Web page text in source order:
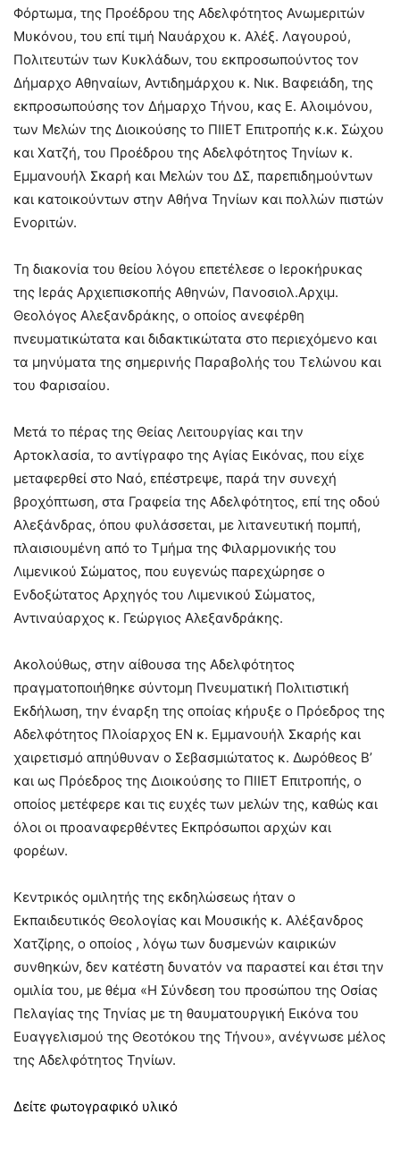
Φόρτωμα, της Προέδρου της Αδελφότητος Ανωμεριτών
Μυκόνου, του επί τιμή Ναυάρχου κ. Αλέξ. Λαγουρού,
Πολιτευτών των Κυκλάδων, του εκπροσωπούντος τον
Δήμαρχο Αθηναίων, Αντιδημάρχου κ. Νικ. Βαφειάδη, της
εκπροσωπούσης τον Δήμαρχο Τήνου, κας Ε. Αλοιμόνου,
των Μελών της Διοικούσης το ΠΙΙΕΤ Επιτροπής κ.κ. Σώχου
και Χατζή, του Προέδρου της Αδελφότητος Τηνίων κ.
Εμμανουήλ Σκαρή και Μελών του ΔΣ, παρεπιδημούντων
και κατοικούντων στην Αθήνα Τηνίων και πολλών πιστών
Ενοριτών.
Τη διακονία του θείου λόγου επετέλεσε ο Ιεροκήρυκας
της Ιεράς Αρχιεπισκοπής Αθηνών, Πανοσιολ.Αρχιμ.
Θεολόγος Αλεξανδράκης, ο οποίος ανεφέρθη
πνευματικώτατα και διδακτικώτατα στο περιεχόμενο και
τα μηνύματα της σημερινής Παραβολής του Τελώνου και
του Φαρισαίου.
Μετά το πέρας της Θείας Λειτουργίας και την
Αρτοκλασία, το αντίγραφο της Αγίας Εικόνας, που είχε
μεταφερθεί στο Ναό, επέστρεψε, παρά την συνεχή
βροχόπτωση, στα Γραφεία της Αδελφότητος, επί της οδού
Αλεξάνδρας, όπου φυλάσσεται, με λιτανευτική πομπή,
πλαισιουμένη από τo Τμήμα της Φιλαρμονικής του
Λιμενικού Σώματος, που ευγενώς παρεχώρησε ο
Ενδοξώτατος Αρχηγός του Λιμενικού Σώματος,
Αντιναύαρχος κ. Γεώργιος Αλεξανδράκης.
Ακολούθως, στην αίθουσα της Αδελφότητος
πραγματοποιήθηκε σύντομη Πνευματική Πολιτιστική
Εκδήλωση, την έναρξη της οποίας κήρυξε ο Πρόεδρος της
Αδελφότητος Πλοίαρχος ΕΝ κ. Εμμανουήλ Σκαρής και
χαιρετισμό απηύθυναν ο Σεβασμιώτατος κ. Δωρόθεος Β’
και ως Πρόεδρος της Διοικούσης το ΠΙΙΕΤ Επιτροπής, ο
οποίος μετέφερε και τις ευχές των μελών της, καθώς και
όλοι οι προαναφερθέντες Εκπρόσωποι αρχών και
φορέων.
Κεντρικός ομιλητής της εκδηλώσεως ήταν ο
Εκπαιδευτικός Θεολογίας και Μουσικής κ. Αλέξανδρος
Χατζίρης, ο οποίος , λόγω των δυσμενών καιρικών
συνθηκών, δεν κατέστη δυνατόν να παραστεί και έτσι την
ομιλία του, με θέμα «Η Σύνδεση του προσώπου της Οσίας
Πελαγίας της Τηνίας με τη θαυματουργική Εικόνα του
Ευαγγελισμού της Θεοτόκου της Τήνου», ανέγνωσε μέλος
της Αδελφότητος Τηνίων.
Δείτε φωτογραφικό υλικό